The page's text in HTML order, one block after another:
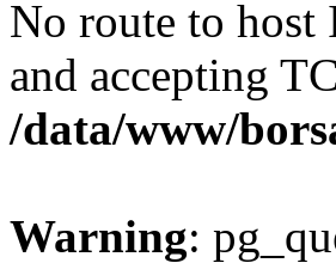
No route to host
and accepting
/data/www/
Warning: